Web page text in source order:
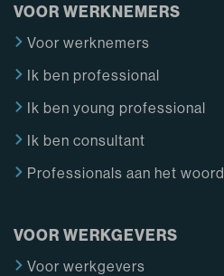
VOOR WERKNEMERS
Voor werknemers
Ik ben professional
Ik ben young professional
Ik ben consultant
Professionals aan het woord
VOOR WERKGEVERS
Voor werkgevers